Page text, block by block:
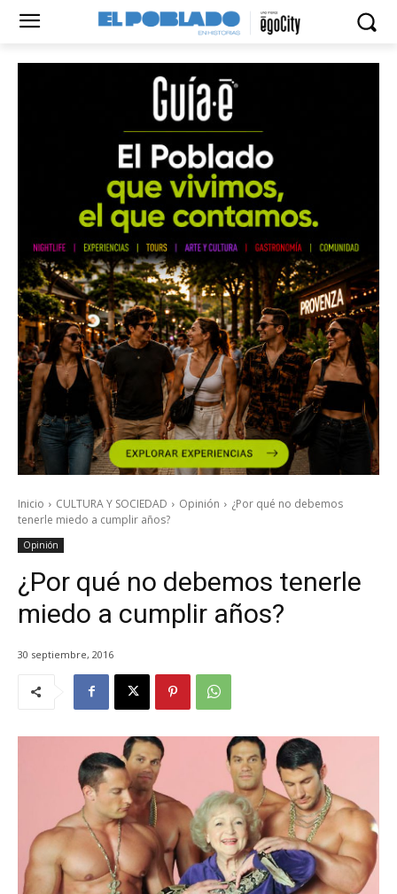
Inicio CULTURA Y SOCIEDAD Opinión
¿Por qué no debemos
tenerle miedo a cumplir años?
Opinión
¿Por qué no debemos tenerle
miedo a cumplir años?
30 septiembre, 2016